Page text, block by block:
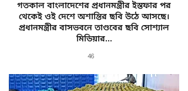
গতকাল বাংলাদেশের প্রধানমন্ত্রীর ইস্তফার পর
থেকেই ওই দেশে অশান্তির ছবি উঠে আসছে।
প্রধানমন্ত্রীর বাসভবনে তাণ্ডবের ছবি সোশ্যাল
মিডিয়ার...
46